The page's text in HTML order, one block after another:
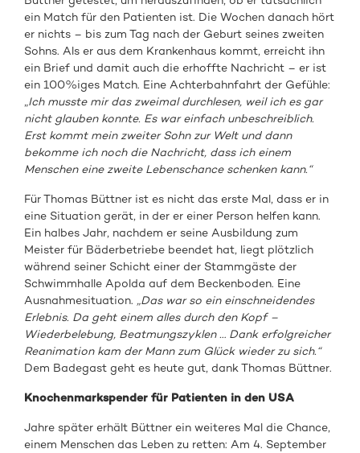
ein Match für den Patienten ist. Die Wochen danach hört
er nichts – bis zum Tag nach der Geburt seines zweiten
Sohns. Als er aus dem Krankenhaus kommt, erreicht ihn
ein Brief und damit auch die erhoffte Nachricht – er ist
ein 100%iges Match. Eine Achterbahnfahrt der Gefühle:
„Ich musste mir das zweimal durchlesen, weil ich es gar
nicht glauben konnte. Es war einfach unbeschreiblich.
Erst kommt mein zweiter Sohn zur Welt und dann
bekomme ich noch die Nachricht, dass ich einem
Menschen eine zweite Lebenschance schenken kann.“
Für Thomas Büttner ist es nicht das erste Mal, dass er in
eine Situation gerät, in der er einer Person helfen kann.
Ein halbes Jahr, nachdem er seine Ausbildung zum
Meister für Bäderbetriebe beendet hat, liegt plötzlich
während seiner Schicht einer der Stammgäste der
Schwimmhalle Apolda auf dem Beckenboden. Eine
Ausnahmesituation. „Das war so ein einschneidendes
Erlebnis. Da geht einem alles durch den Kopf –
Wiederbelebung, Beatmungszyklen … Dank erfolgreicher
Reanimation kam der Mann zum Glück wieder zu sich.“
Dem Badegast geht es heute gut, dank Thomas Büttner.
Knochenmarkspender für Patienten in den USA
Jahre später erhält Büttner ein weiteres Mal die Chance,
einem Menschen das Leben zu retten: Am 4. September